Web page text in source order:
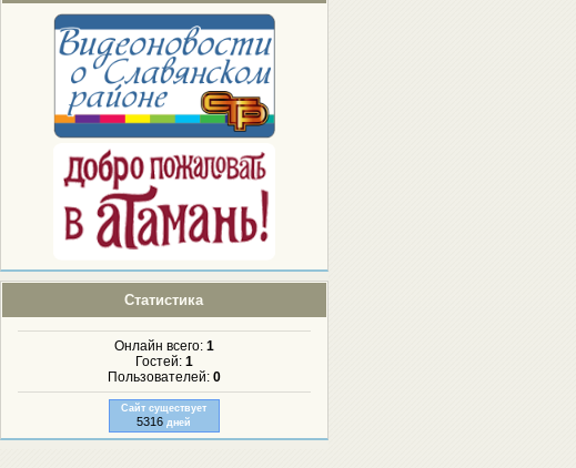
Статистика
Онлайн всего: 1
Гостей: 1
Пользователей: 0
Сайт существует
5316 дней